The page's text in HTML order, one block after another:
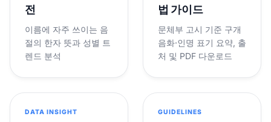
전
이름에 자주 쓰이는 음
절의 한자 뜻과 성별 트
렌드 분석
법 가이드
문체부 고시 기준 구개
음화·인명 표기 요약, 출
처 및 PDF 다운로드
DATA INSIGHT GUIDELINES